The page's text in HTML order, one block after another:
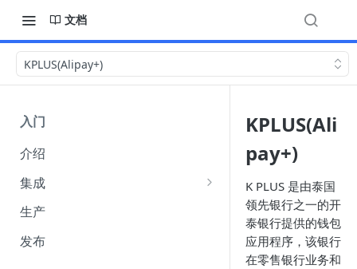
文档
KPLUS(Alipay+)
入门
介绍
集成
集成选项
API 身份验证
（Authentication）
生产
发布
KPLUS(Ali
pay+)
K PLUS 是由泰国
领先银行之一的开
泰银行提供的钱包
应用程序，该银行
在零售银行业务和